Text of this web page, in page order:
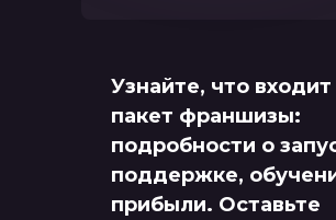
Узнайте, что входит
пакет франшизы:
подробности о
поддержке,
прибыли. Оставьте